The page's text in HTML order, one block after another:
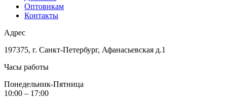
Оптовикам
Контакты
Адрес
197375, г. Санкт-Петербург, Афанасьевская д.1
Часы работы
Понедельник-Пятница
10:00 – 17:00